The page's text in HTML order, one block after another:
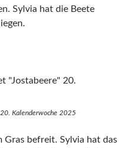
Sylvia hat die Beete
20. Kalenderwoche 2025
Gras befreit. Sylvia hat das